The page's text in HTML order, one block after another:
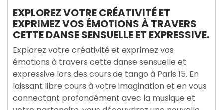
EXPLOREZ VOTRE CRÉATIVITÉ ET
EXPRIMEZ VOS ÉMOTIONS À TRAVERS
CETTE DANSE SENSUELLE ET EXPRESSIVE.
Explorez votre créativité et exprimez vos
émotions à travers cette danse sensuelle et
expressive lors des cours de tango à Paris 15. En
laissant libre cours à votre imagination et en vous
connectant profondément avec la musique et